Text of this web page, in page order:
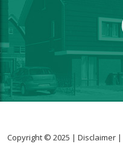
Copyright © 2025 | Disclaimer |